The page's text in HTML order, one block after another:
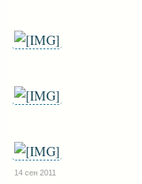
14 сен 2011